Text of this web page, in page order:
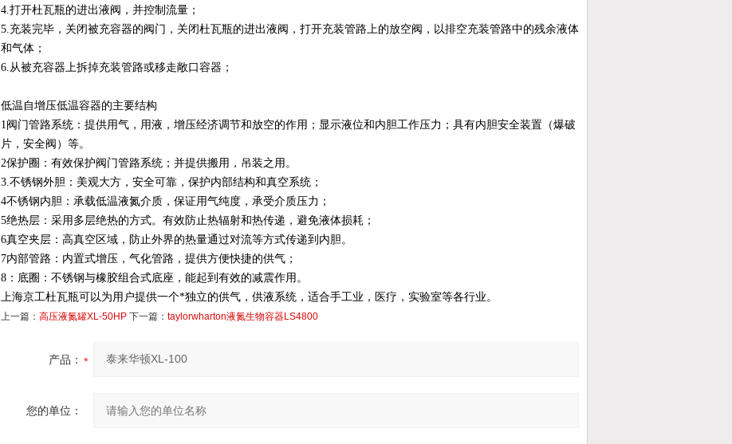
4.打开杜瓦瓶的进出液阀，并控制流量；
5.充装完毕，关闭被充容器的阀门，关闭杜瓦瓶的进出液阀，打开充装管路上的放空阀，以排空充装管路中的残余液体
和气体；
6.从被充容器上拆掉充装管路或移走敞口容器；
低温自增压低温容器的主要结构
1阀门管路系统：提供用气，用液，增压经济调节和放空的作用；显示液位和内胆工作压力；具有内胆安全装置（爆破
片，安全阀）等。
2保护圈：有效保护阀门管路系统；并提供搬用，吊装之用。
3.不锈钢外胆：美观大方，安全可靠，保护内部结构和真空系统；
4不锈钢内胆：承载低温液氮介质，保证用气纯度，承受介质压力；
5绝热层：采用多层绝热的方式。有效防止热辐射和热传递，避免液体损耗；
6真空夹层：高真空区域，防止外界的热量通过对流等方式传递到内胆。
7内部管路：内置式增压，气化管路，提供方便快捷的供气；
8：底圈：不锈钢与橡胶组合式底座，能起到有效的减震作用。
上海京工杜瓦瓶可以为用户提供一个*独立的供气，供液系统，适合手工业，医疗，实验室等各行业。
上一篇： 高压液氮罐XL-50HP 下一篇： taylorwharton液氮生物容器LS4800
产品：
您的单位：